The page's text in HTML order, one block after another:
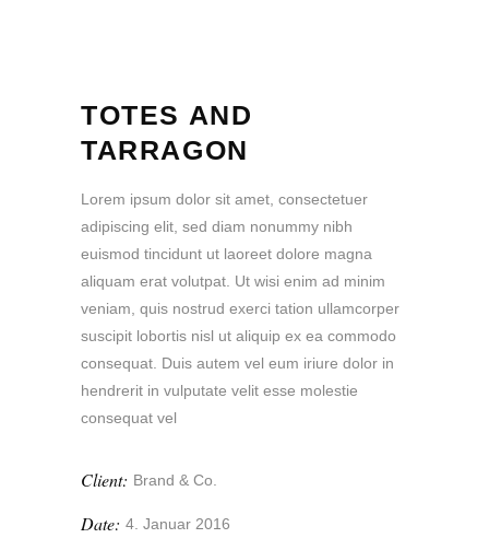
TOTES AND
TARRAGON
Lorem ipsum dolor sit amet, consectetuer
adipiscing elit, sed diam nonummy nibh
euismod tincidunt ut laoreet dolore magna
aliquam erat volutpat. Ut wisi enim ad minim
veniam, quis nostrud exerci tation ullamcorper
suscipit lobortis nisl ut aliquip ex ea commodo
consequat. Duis autem vel eum iriure dolor in
hendrerit in vulputate velit esse molestie
consequat vel
Client: Brand & Co.
Date: 4. Januar 2016